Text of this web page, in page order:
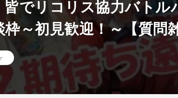
皆でリコリス協力バト
枠～初見歓迎！～【質問